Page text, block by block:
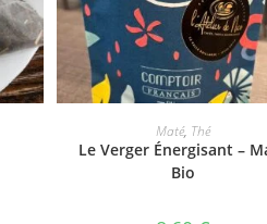
AJOUTER AU PANIER
Maté, Thé
Le Verger Énergisant –
Bio